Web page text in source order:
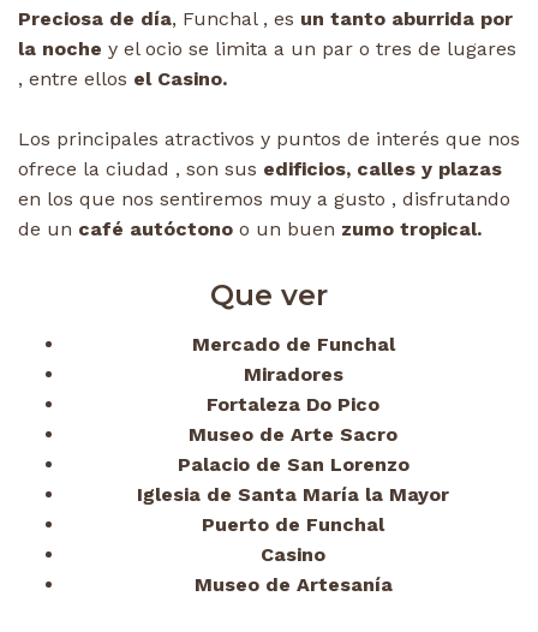
Preciosa de día, Funchal , es un tanto aburrida por
la noche y el ocio se limita a un par o tres de lugares
, entre ellos el Casino.
Los principales atractivos y puntos de interés que nos
ofrece la ciudad , son sus edificios, calles y plazas
en los que nos sentiremos muy a gusto , disfrutando
de un café autóctono o un buen zumo tropical.
Que ver
Mercado de Funchal
Miradores
Fortaleza Do Pico
Museo de Arte Sacro
Palacio de San Lorenzo
Iglesia de Santa María la Mayor
Puerto de Funchal
Casino
Museo de Artesanía